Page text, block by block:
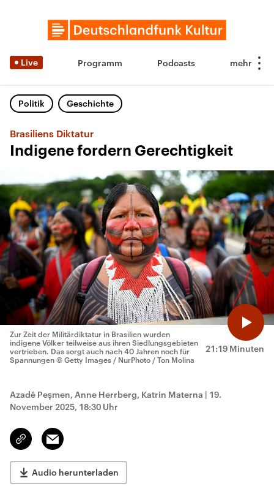
Live Programm Podcasts
Politik Geschichte
Brasiliens Diktatur
Indigene fordern Gerechtigkeit
21:19 Minuten
Zur Zeit der Militärdiktatur in Brasilien wurden
indigene Völker teilweise aus ihren Siedlungsgebieten
vertrieben. Das sorgt auch nach 40 Jahren noch für
Spannungen © Getty Images / NurPhoto / Ton Molina
Azadê Peşmen, Anne Herrberg, Katrin Materna | 19.
November 2025, 18:30 Uhr
Link
kopieren/teilen
Email
Audio herunterladen